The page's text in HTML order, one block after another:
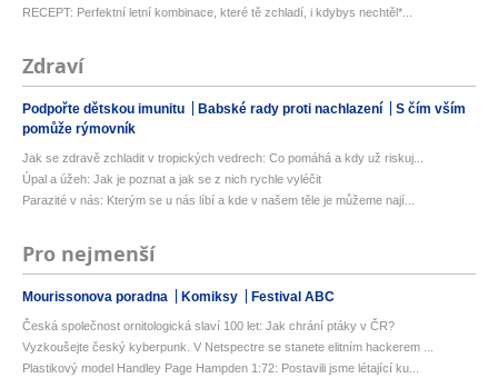
RECEPT: Perfektní letní kombinace, které tě zchladí, i kdybys nechtěl*...
Zdraví
Podpořte dětskou imunitu Babské rady proti nachlazení
S čím vším
pomůže rýmovník
Jak se zdravě zchladit v tropických vedrech: Co pomáhá a kdy už riskuj...
Úpal a úžeh: Jak je poznat a jak se z nich rychle vyléčit
Parazité v nás: Kterým se u nás líbí a kde v našem těle je můžeme nají...
Pro nejmenší
Mourissonova poradna Komiksy Festival ABC
Česká společnost ornitologická slaví 100 let: Jak chrání ptáky v ČR?
Vyzkoušejte český kyberpunk. V Netspectre se stanete elitním hackerem ...
Plastikový model Handley Page Hampden 1:72: Postavili jsme létající ku...